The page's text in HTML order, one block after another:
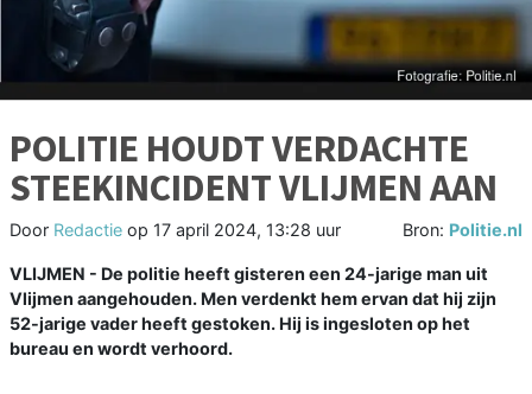
POLITIE HOUDT VERDACHTE
STEEKINCIDENT VLIJMEN AAN
Door Redactie op 17 april 2024, 13:28 uur Bron: Politie.nl
VLIJMEN - De politie heeft gisteren een 24-jarige man uit
Vlijmen aangehouden. Men verdenkt hem ervan dat hij zijn
52-jarige vader heeft gestoken. Hij is ingesloten op het
bureau en wordt verhoord.